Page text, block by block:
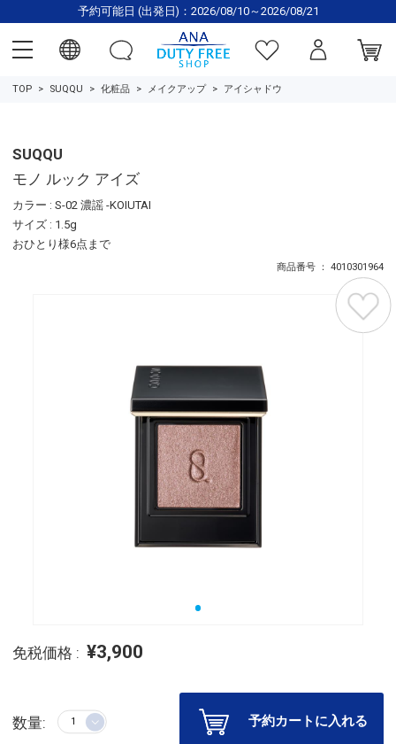
予約可能日 (出発日)：2026/08/10～2026/08/21
TOP SUQQU 化粧品 メイクアップ アイシャドウ
SUQQU
モノ ルック アイズ
カラー : S-02 濃謡 -KOIUTAI
サイズ : 1.5g
おひとり様6点まで
商品番号 ： 4010301964
免税価格 : ¥3,900
数量: 予約カートに入れる